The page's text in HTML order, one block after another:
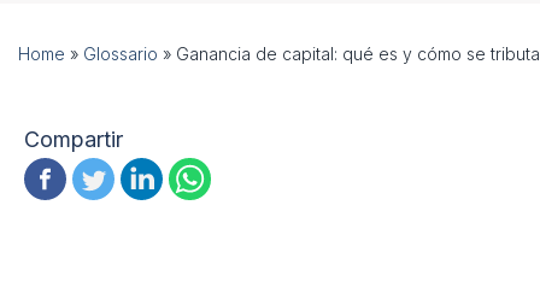
Home » Glossario » Ganancia de capital: qué es y cómo se tributa
Compartir